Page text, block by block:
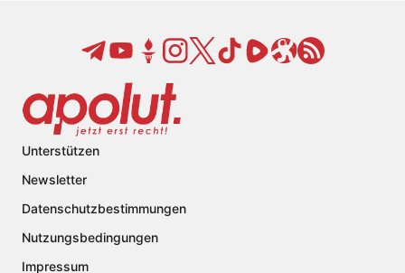
Unterstützen
Newsletter
Datenschutzbestimmungen
Nutzungsbedingungen
Impressum